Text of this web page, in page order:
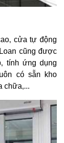
cửa tự động
cũng được
tính ứng dụng
có sẵn kho
chữa,...